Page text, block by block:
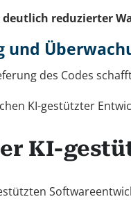
deutlich reduzierter
und
des Codes
KI-gestützter
KI-